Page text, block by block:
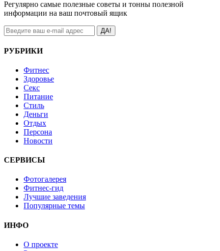
Регулярно самые полезные советы и тонны полезной
информации на ваш почтовый ящик
ДА!
РУБРИКИ
Фитнес
Здоровье
Секс
Питание
Стиль
Деньги
Отдых
Персона
Новости
СЕРВИСЫ
Фотогалерея
Фитнес-гид
Лучшие заведения
Популярные темы
ИНФО
О проекте